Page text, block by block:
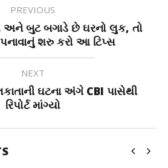
PREVIOUS
અને બુટ બગાડે છે ઘરનો લુક, તો
શરુ કરો આ ટિપ્સ
NEXT
ઘટના અંગે CBI પાસેથી
રિપોર્ટ માંગ્યો